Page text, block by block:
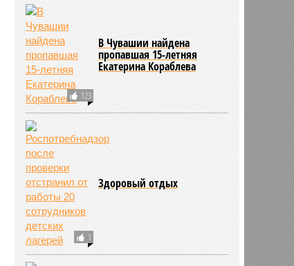
123
В Чувашии найдена
пропавшая 15-летняя
Екатерина Кораблева
1
Здоровый отдых